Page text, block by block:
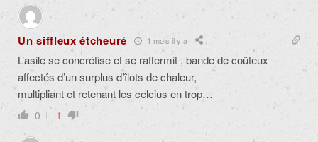
Un siffleux étcheuré 1 mois il y a
L’asile se concrétise et se raffermit , bande de coûteux
affectés d’un surplus d’îlots de chaleur,
multipliant et retenant les celcius en trop…
0 -1